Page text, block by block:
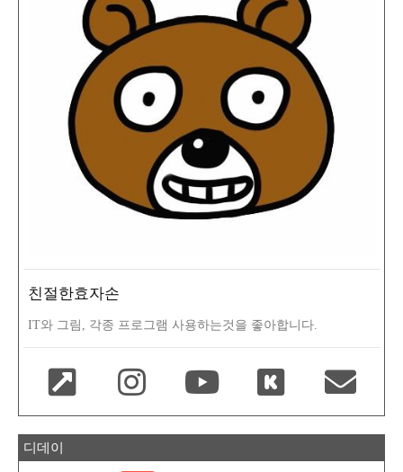
친절한효자손
IT와 그림, 각종 프로그램 사용하는것을 좋아합니다.
디데이